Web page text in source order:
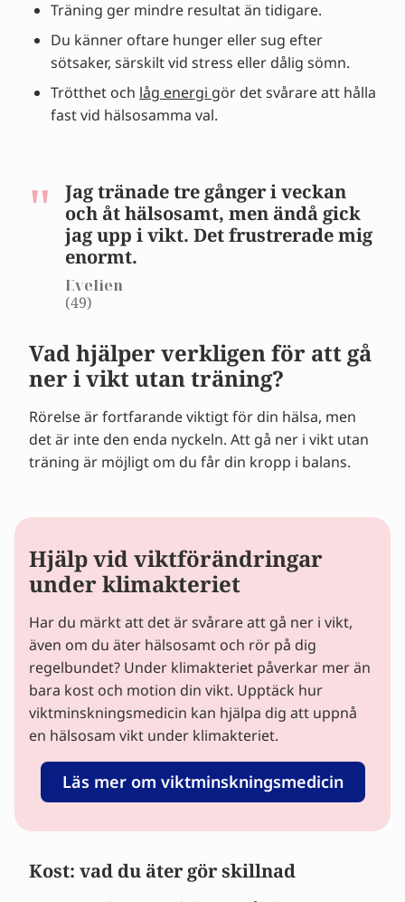
Träning ger mindre resultat än tidigare.
Du känner oftare hunger eller sug efter
sötsaker, särskilt vid stress eller dålig sömn.
Trötthet och låg energi gör det svårare att hålla
fast vid hälsosamma val.
Jag tränade tre gånger i veckan
och åt hälsosamt, men ändå gick
jag upp i vikt. Det frustrerade mig
enormt.
Evelien
(49)
Vad hjälper verkligen för att gå
ner i vikt utan träning?
Rörelse är fortfarande viktigt för din hälsa, men
det är inte den enda nyckeln. Att gå ner i vikt utan
träning är möjligt om du får din kropp i balans.
Hjälp vid viktförändringar
under klimakteriet
Har du märkt att det är svårare att gå ner i vikt,
även om du äter hälsosamt och rör på dig
regelbundet? Under klimakteriet påverkar mer än
bara kost och motion din vikt. Upptäck hur
viktminskningsmedicin kan hjälpa dig att uppnå
en hälsosam vikt under klimakteriet.
Läs mer om viktminskningsmedicin
Kost: vad du äter gör skillnad